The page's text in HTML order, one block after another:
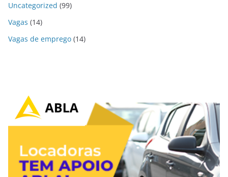
Uncategorized (99)
Vagas (14)
Vagas de emprego (14)